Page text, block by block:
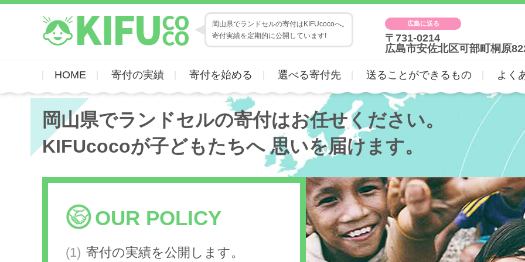
岡山県でランドセルの寄付はKIFUcocoへ。
寄付実績を定期的に公開しています!
広島に送る
〒731-0214
広島市安佐北区可部町桐原
HOME 寄付の実績 寄付を始める 選べる寄付先 送ることができるもの よく
岡山県でランドセルの寄付はお任せください。
KIFUcocoが子どもたちへ思いを届けます。
OUR POLICY
寄付の実績を公開します。